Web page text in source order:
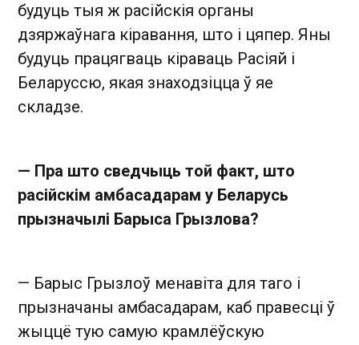
будуць тыя ж расійскія органы
дзяржаўнага кіравання, што і цяпер. Яны
будуць працягваць кіраваць Расіяй і
Беларуссю, якая знаходзіцца ў яе
складзе.
— Пра што сведчыць той факт, што
расійскім амбасадарам у Беларусь
прызначылі Барыса Грызлова?
— Барыс Грызлоў менавіта для таго і
прызначаны амбасадарам, каб правесці ў
жыццё тую самую крамлёўскую